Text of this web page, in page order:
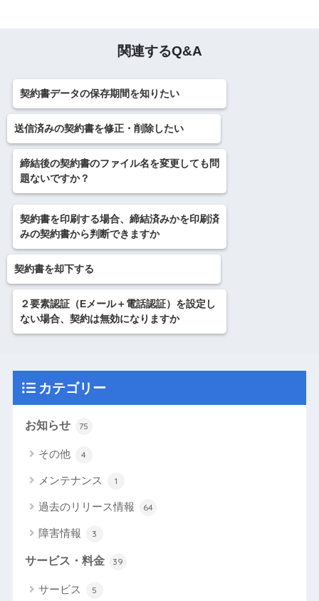
関連するQ&A
契約書データの保存期間を知りたい
送信済みの契約書を修正・削除したい
締結後の契約書のファイル名を変更しても問
題ないですか？
契約書を印刷する場合、締結済みかを印刷済
みの契約書から判断できますか
契約書を却下する
２要素認証（Eメール＋電話認証）を設定し
ない場合、契約は無効になりますか
カテゴリー
お知らせ 75
その他 4
メンテナンス 1
過去のリリース情報 64
障害情報 3
サービス・料金 39
サービス 5